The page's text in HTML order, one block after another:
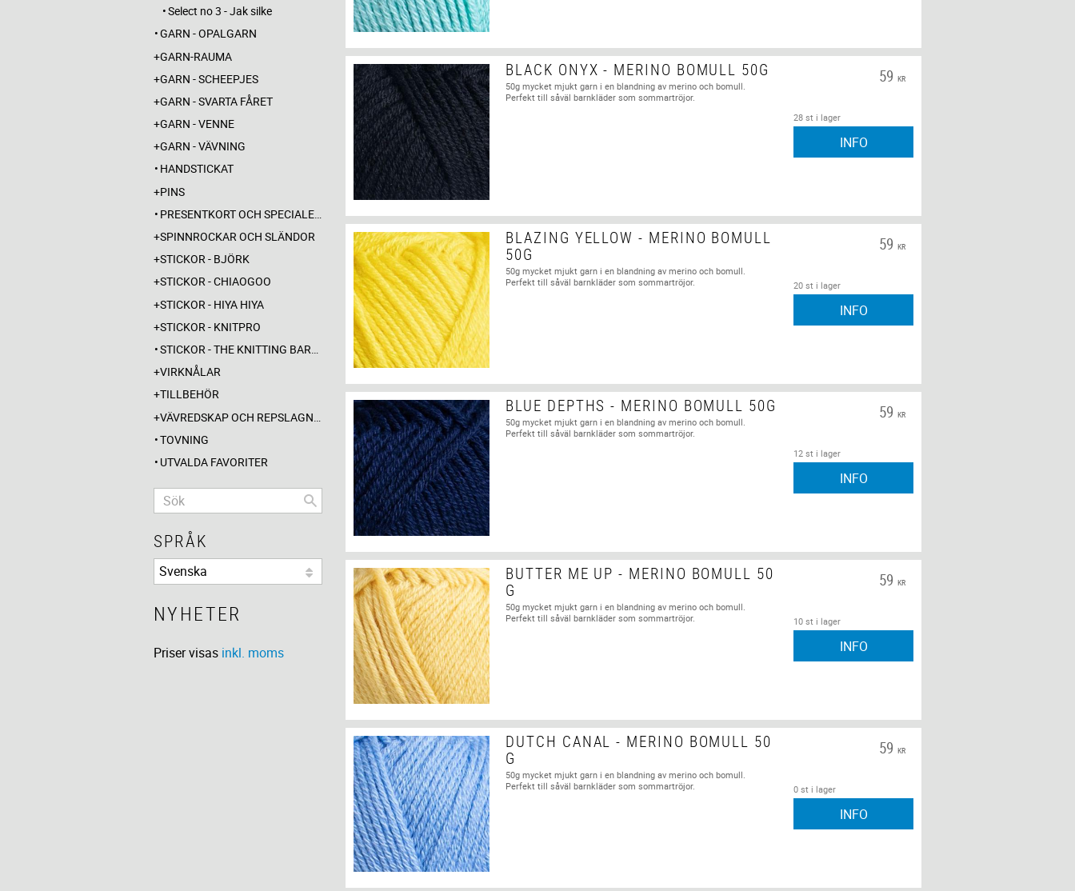
BLACK ONYX - MERINO BOMULL 50G
50g mycket mjukt garn i en blandning av merino och bomull.
Perfekt till såväl barnkläder som sommartröjor.
59 KR
28 st i lager
INFO
BLAZING YELLOW - MERINO BOMULL
50G
50g mycket mjukt garn i en blandning av merino och bomull.
Perfekt till såväl barnkläder som sommartröjor.
59 KR
20 st i lager
INFO
BLUE DEPTHS - MERINO BOMULL 50G
50g mycket mjukt garn i en blandning av merino och bomull.
Perfekt till såväl barnkläder som sommartröjor.
59 KR
12 st i lager
INFO
BUTTER ME UP - MERINO BOMULL 50
G
50g mycket mjukt garn i en blandning av merino och bomull.
Perfekt till såväl barnkläder som sommartröjor.
59 KR
10 st i lager
INFO
DUTCH CANAL - MERINO BOMULL 50
G
50g mycket mjukt garn i en blandning av merino och bomull.
Perfekt till såväl barnkläder som sommartröjor.
59 KR
0 st i lager
INFO
Select no 3 - Jak silke
GARN - OPALGARN
GARN-RAUMA
GARN - SCHEEPJES
GARN - SVARTA FÅRET
GARN - VENNE
GARN - VÄVNING
HANDSTICKAT
PINS
PRESENTKORT OCH SPECIALERBJUDANDEN
SPINNROCKAR OCH SLÄNDOR
STICKOR - BJÖRK
STICKOR - CHIAOGOO
STICKOR - HIYA HIYA
STICKOR - KNITPRO
STICKOR - THE KNITTING BARBER
VIRKNÅLAR
TILLBEHÖR
VÄVREDSKAP OCH REPSLAGNING
TOVNING
UTVALDA FAVORITER
SPRÅK
NYHETER
Priser visas inkl. moms